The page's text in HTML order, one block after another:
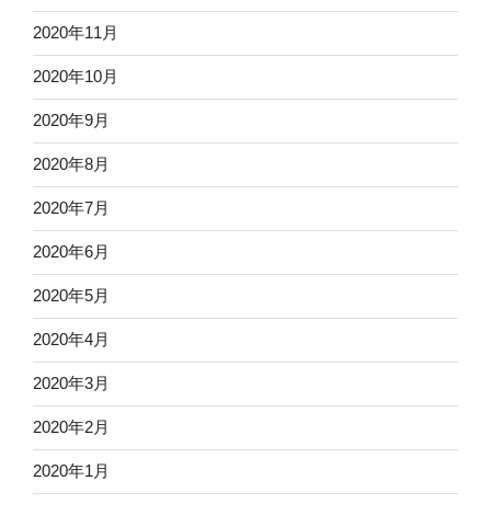
2020年11月
2020年10月
2020年9月
2020年8月
2020年7月
2020年6月
2020年5月
2020年4月
2020年3月
2020年2月
2020年1月